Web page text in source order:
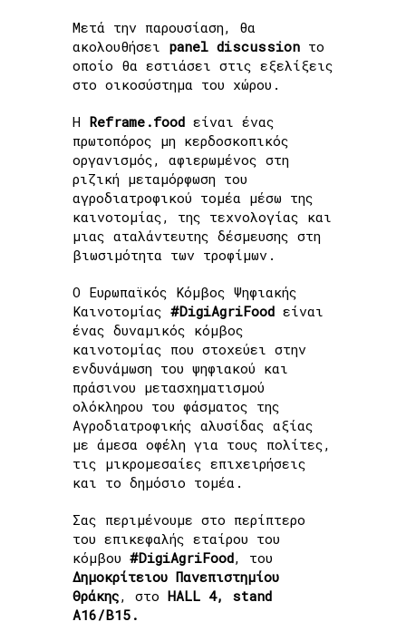
Μετά την παρουσίαση, θα
ακολουθήσει panel discussion το
οποίο θα εστιάσει στις εξελίξεις
στο οικοσύστημα του χώρου.
Η Reframe.food είναι ένας
πρωτοπόρος μη κερδοσκοπικός
οργανισμός, αφιερωμένος στη
ριζική μεταμόρφωση του
αγροδιατροφικού τομέα μέσω της
καινοτομίας, της τεχνολογίας και
μιας αταλάντευτης δέσμευσης στη
βιωσιμότητα των τροφίμων.
Ο Ευρωπαϊκός Κόμβος Ψηφιακής
Καινοτομίας #DigiAgriFood είναι
ένας δυναμικός κόμβος
καινοτομίας που στοχεύει στην
ενδυνάμωση του ψηφιακού και
πράσινου μετασχηματισμού
ολόκληρου του φάσματος της
Αγροδιατροφικής αλυσίδας αξίας
με άμεσα οφέλη για τους πολίτες,
τις μικρομεσαίες επιχειρήσεις
και το δημόσιο τομέα.
Σας περιμένουμε στο περίπτερο
του επικεφαλής εταίρου του
κόμβου #DigiAgriFood, του
Δημοκρίτειου Πανεπιστημίου
Θράκης, στο HALL 4, stand
A16/B15.